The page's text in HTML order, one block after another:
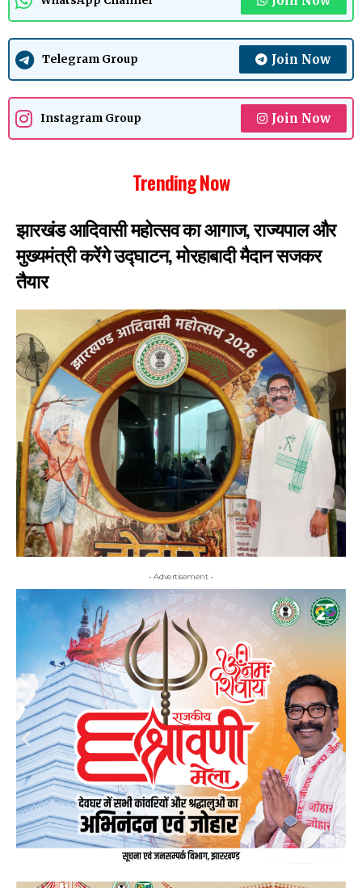
Telegram Group Join Now
Instagram Group Join Now
Trending Now
झारखंड आदिवासी महोत्सव का आगाज, राज्यपाल और
मुख्यमंत्री करेंगे उद्घाटन, मोरहाबादी मैदान सजकर
तैयार
- Advertisement -